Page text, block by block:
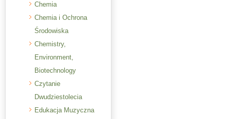
Chemia
Chemia i Ochrona
Środowiska
Chemistry,
Environment,
Biotechnology
Czytanie
Dwudziestolecia
Edukacja Muzyczna